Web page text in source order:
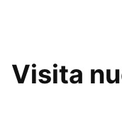
Visita